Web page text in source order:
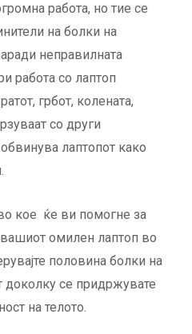
работа, но тие се
на болки на
неправилната
работа со лаптоп
грбот, колената,
со други
лаптопот како
кое ќе ви помогне за
омилен лаптоп во
половина болки на
доколку се придржувате
на телото.